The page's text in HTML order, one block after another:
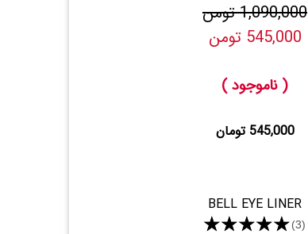
1,090,000 تومن
545,000 تومن
( ناموجود )
545,000 تومان
BELL EYE LINER
★★★★★(3)